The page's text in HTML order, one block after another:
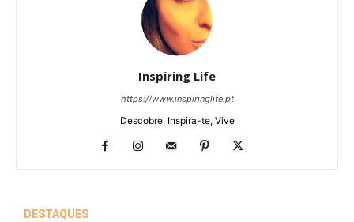
Inspiring Life
https://www.inspiringlife.pt
Descobre, Inspira-te, Vive
DESTAQUES